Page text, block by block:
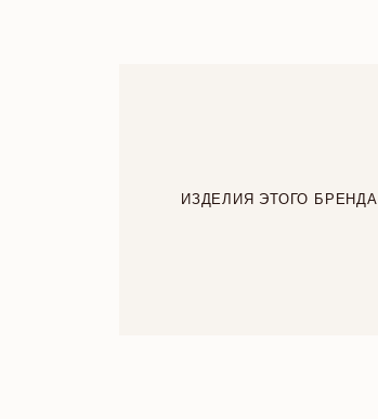
ИЗДЕЛИЯ ЭТОГО БРЕНДА